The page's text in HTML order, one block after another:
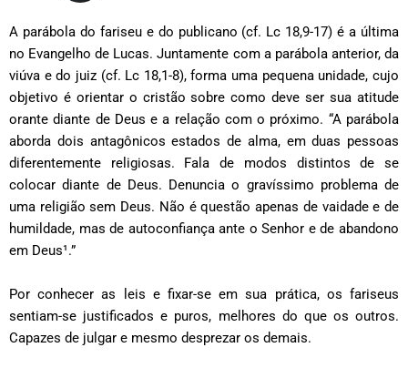
A parábola do fariseu e do publicano (cf. Lc 18,9-17) é a última
no Evangelho de Lucas. Juntamente com a parábola anterior, da
viúva e do juiz (cf. Lc 18,1-8), forma uma pequena unidade, cujo
objetivo é orientar o cristão sobre como deve ser sua atitude
orante diante de Deus e a relação com o próximo. “A parábola
aborda dois antagônicos estados de alma, em duas pessoas
diferentemente religiosas. Fala de modos distintos de se
colocar diante de Deus. Denuncia o gravíssimo problema de
uma religião sem Deus. Não é questão apenas de vaidade e de
humildade, mas de autoconfiança ante o Senhor e de abandono
em Deus¹.”
Por conhecer as leis e fixar-se em sua prática, os fariseus
sentiam-se justificados e puros, melhores do que os outros.
Capazes de julgar e mesmo desprezar os demais.